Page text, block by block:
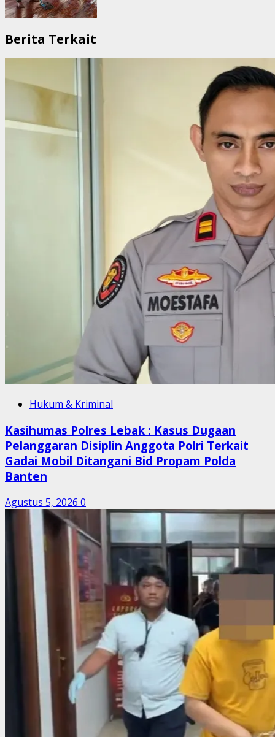
Berita Terkait
Hukum & Kriminal
Kasihumas Polres Lebak : Kasus Dugaan
Pelanggaran Disiplin Anggota Polri Terkait
Gadai Mobil Ditangani Bid Propam Polda
Banten
Agustus 5, 2026 0